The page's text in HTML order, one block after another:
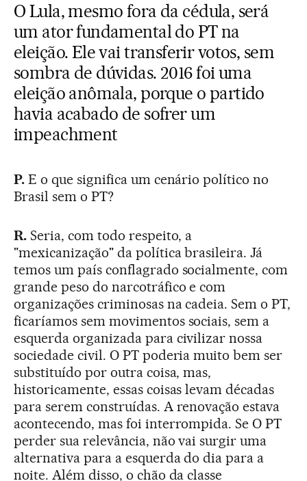
O Lula, mesmo fora da cédula, será
um ator fundamental do PT na
eleição. Ele vai transferir votos, sem
sombra de dúvidas. 2016 foi uma
eleição anômala, porque o partido
havia acabado de sofrer um
impeachment
P.E o que significa um cenário político no
Brasil sem o PT?
R.Seria, com todo respeito, a
"mexicanização" da política brasileira. Já
temos um país conflagrado socialmente, com
grande peso do narcotráfico e com
organizações criminosas na cadeia. Sem o PT,
ficaríamos sem movimentos sociais, sem a
esquerda organizada para civilizar nossa
sociedade civil. O PT poderia muito bem ser
substituído por outra coisa, mas,
historicamente, essas coisas levam décadas
para serem construídas. A renovação estava
acontecendo, mas foi interrompida. Se O PT
perder sua relevância, não vai surgir uma
alternativa para a esquerda do dia para a
noite. Além disso, o chão da classe